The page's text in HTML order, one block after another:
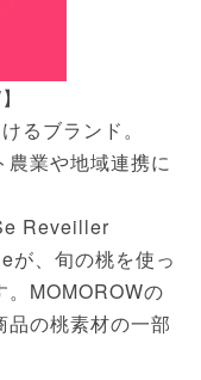
るブランド。
農業や地域連携に
Reveiller
、旬の桃を使っ
。MOMOROWの
の桃素材の一部